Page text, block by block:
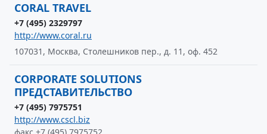
CORAL TRAVEL
+7 (495) 2329797
http://www.coral.ru
107031, Москва, Столешников пер., д. 11, оф. 452
CORPORATE SOLUTIONS
ПРЕДСТАВИТЕЛЬСТВО
+7 (495) 7975751
http://www.cscl.biz